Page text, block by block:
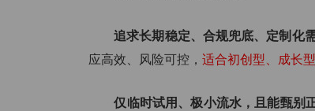
追求长期稳定、合规兜底、定制化
应高效、风险可控， 适合初创型、成长
仅临时试用、极小流水，且能甄别